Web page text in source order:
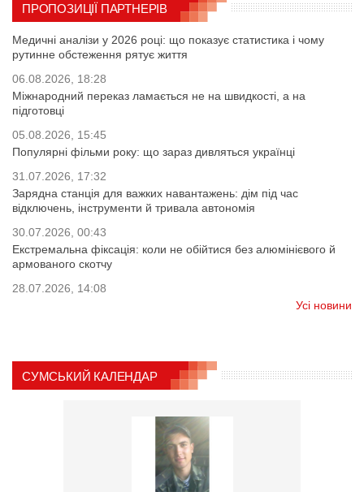
ПРОПОЗИЦІЇ ПАРТНЕРІВ
Медичні аналізи у 2026 році: що показує статистика і чому
рутинне обстеження рятує життя
06.08.2026, 18:28
Міжнародний переказ ламається не на швидкості, а на
підготовці
05.08.2026, 15:45
Популярні фільми року: що зараз дивляться українці
31.07.2026, 17:32
Зарядна станція для важких навантажень: дім під час
відключень, інструменти й тривала автономія
30.07.2026, 00:43
Екстремальна фіксація: коли не обійтися без алюмінієвого й
армованого скотчу
28.07.2026, 14:08
Усі новини
СУМСЬКИЙ КАЛЕНДАР